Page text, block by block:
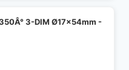
3-DIM Ø17x54mm -